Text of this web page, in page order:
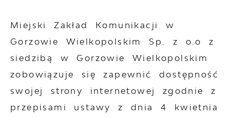
Miejski Zakład Komunikacji w
Gorzowie Wielkopolskim Sp. z o.o z
siedzibą w Gorzowie Wielkopolskim
zobowiązuje się zapewnić dostępność
swojej strony internetowej
zgodnie z
przepisami ustawy z dnia 4 kwietnia